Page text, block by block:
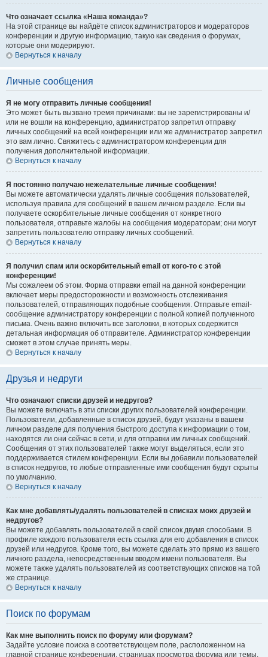
Что означает ссылка «Наша команда»?
На этой странице вы найдёте список администраторов и модераторов
конференции и другую информацию, такую как сведения о форумах,
которые они модерируют.
Вернуться к началу
Личные сообщения
Я не могу отправить личные сообщения!
Это может быть вызвано тремя причинами: вы не зарегистрированы и/
или не вошли на конференцию, администратор запретил отправку
личных сообщений на всей конференции или же администратор запретил
это вам лично. Свяжитесь с администратором конференции для
получения дополнительной информации.
Вернуться к началу
Я постоянно получаю нежелательные личные сообщения!
Вы можете автоматически удалять личные сообщения пользователей,
используя правила для сообщений в вашем личном разделе. Если вы
получаете оскорбительные личные сообщения от конкретного
пользователя, отправьте жалобы на сообщения модераторам; они могут
запретить пользователю отправку личных сообщений.
Вернуться к началу
Я получил спам или оскорбительный email от кого-то с этой
конференции!
Мы сожалеем об этом. Форма отправки email на данной конференции
включает меры предосторожности и возможность отслеживания
пользователей, отправляющих подобные сообщения. Отправьте email-
сообщение администратору конференции с полной копией полученного
письма. Очень важно включить все заголовки, в которых содержится
детальная информация об отправителе. Администратор конференции
сможет в этом случае принять меры.
Вернуться к началу
Друзья и недруги
Что означают списки друзей и недругов?
Вы можете включать в эти списки других пользователей конференции.
Пользователи, добавленные в список друзей, будут указаны в вашем
личном разделе для получения быстрого доступа к информации о том,
находятся ли они сейчас в сети, и для отправки им личных сообщений.
Сообщения от этих пользователей также могут выделяться, если это
поддерживается стилем конференции. Если вы добавили пользователей
в список недругов, то любые отправленные ими сообщения будут скрыты
по умолчанию.
Вернуться к началу
Как мне добавлять/удалять пользователей в списках моих друзей и
недругов?
Вы можете добавлять пользователей в свой список двумя способами. В
профиле каждого пользователя есть ссылка для его добавления в список
друзей или недругов. Кроме того, вы можете сделать это прямо из вашего
личного раздела, непосредственным вводом имени пользователя. Вы
можете также удалять пользователей из соответствующих списков на той
же странице.
Вернуться к началу
Поиск по форумам
Как мне выполнить поиск по форуму или форумам?
Задайте условие поиска в соответствующем поле, расположенном на
главной странице конференции, страницах просмотра форума или темы.